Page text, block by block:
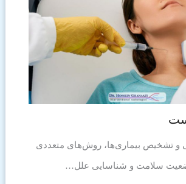
و تشخیص بیماری‌ها، روش‌های متعددی
سلامت و شناسایی علل…